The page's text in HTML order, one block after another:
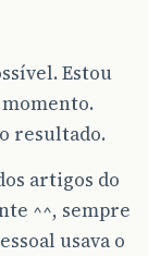
Estou
resultado.
artigos do
^^, sempre
usava o